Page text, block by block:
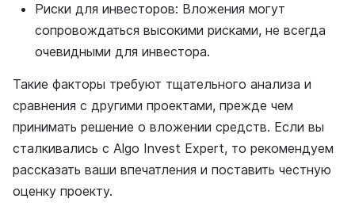
Риски для инвесторов: Вложения могут
сопровождаться высокими рисками, не всегда
очевидными для инвестора.
Такие факторы требуют тщательного анализа и
сравнения с другими проектами, прежде чем
принимать решение о вложении средств. Если вы
сталкивались с Algo Invest Expert, то рекомендуем
рассказать ваши впечатления и поставить честную
оценку проекту.